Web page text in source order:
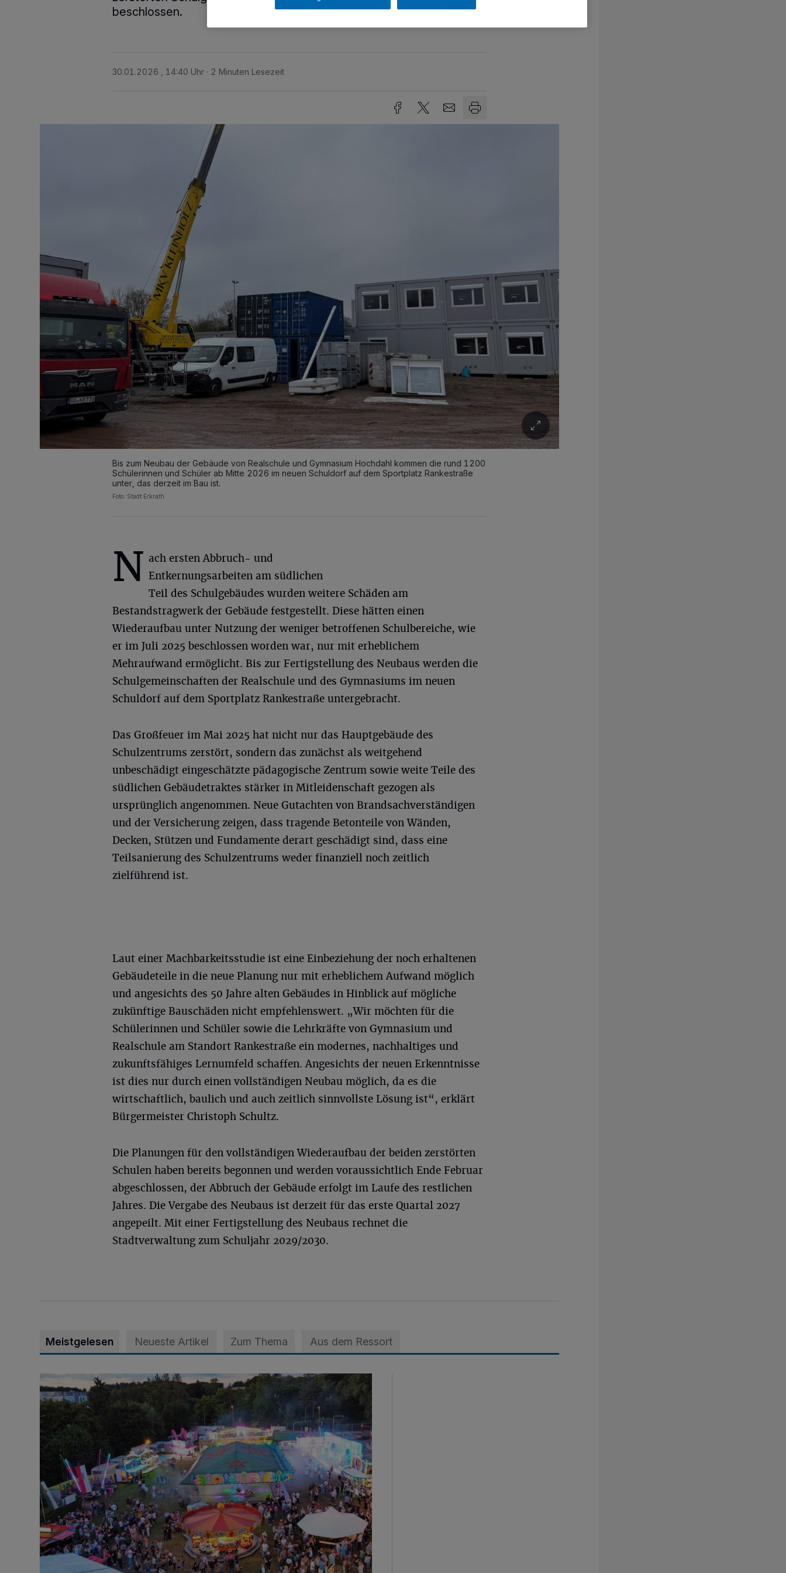
beschlossen.
30.01.2026 , 14:40 Uhr 2 Minuten Lesezeit
Bis zum Neubau der Gebäude von Realschule und Gymnasium Hochdahl kommen die rund 1200
Schülerinnen und Schüler ab Mitte 2026 im neuen Schuldorf auf dem Sportplatz Rankestraße
unter, das derzeit im Bau ist.
Foto: Stadt Erkrath
N ach ersten Abbruch- und
Entkernungsarbeiten am südlichen
Teil des Schulgebäudes wurden weitere Schäden am
Bestandstragwerk der Gebäude festgestellt. Diese hätten einen
Wiederaufbau unter Nutzung der weniger betroffenen Schulbereiche, wie
er im Juli 2025 beschlossen worden war, nur mit erheblichem
Mehraufwand ermöglicht. Bis zur Fertigstellung des Neubaus werden die
Schulgemeinschaften der Realschule und des Gymnasiums im neuen
Schuldorf auf dem Sportplatz Rankestraße untergebracht.
Das Großfeuer im Mai 2025 hat nicht nur das Hauptgebäude des
Schulzentrums zerstört, sondern das zunächst als weitgehend
unbeschädigt eingeschätzte pädagogische Zentrum sowie weite Teile des
südlichen Gebäudetraktes stärker in Mitleidenschaft gezogen als
ursprünglich angenommen. Neue Gutachten von Brandsachverständigen
und der Versicherung zeigen, dass tragende Betonteile von Wänden,
Decken, Stützen und Fundamente derart geschädigt sind, dass eine
Teilsanierung des Schulzentrums weder finanziell noch zeitlich
zielführend ist.
Laut einer Machbarkeitsstudie ist eine Einbeziehung der noch erhaltenen
Gebäudeteile in die neue Planung nur mit erheblichem Aufwand möglich
und angesichts des 50 Jahre alten Gebäudes in Hinblick auf mögliche
zukünftige Bauschäden nicht empfehlenswert. „Wir möchten für die
Schülerinnen und Schüler sowie die Lehrkräfte von Gymnasium und
Realschule am Standort Rankestraße ein modernes, nachhaltiges und
zukunftsfähiges Lernumfeld schaffen. Angesichts der neuen Erkenntnisse
ist dies nur durch einen vollständigen Neubau möglich, da es die
wirtschaftlich, baulich und auch zeitlich sinnvollste Lösung ist“, erklärt
Bürgermeister Christoph Schultz.
Die Planungen für den vollständigen Wiederaufbau der beiden zerstörten
Schulen haben bereits begonnen und werden voraussichtlich Ende Februar
abgeschlossen, der Abbruch der Gebäude erfolgt im Laufe des restlichen
Jahres. Die Vergabe des Neubaus ist derzeit für das erste Quartal 2027
angepeilt. Mit einer Fertigstellung des Neubaus rechnet die
Stadtverwaltung zum Schuljahr 2029/2030.
Meistgelesen Neueste Artikel Zum Thema Aus dem Ressort
Vier Tage mit vollem Programm